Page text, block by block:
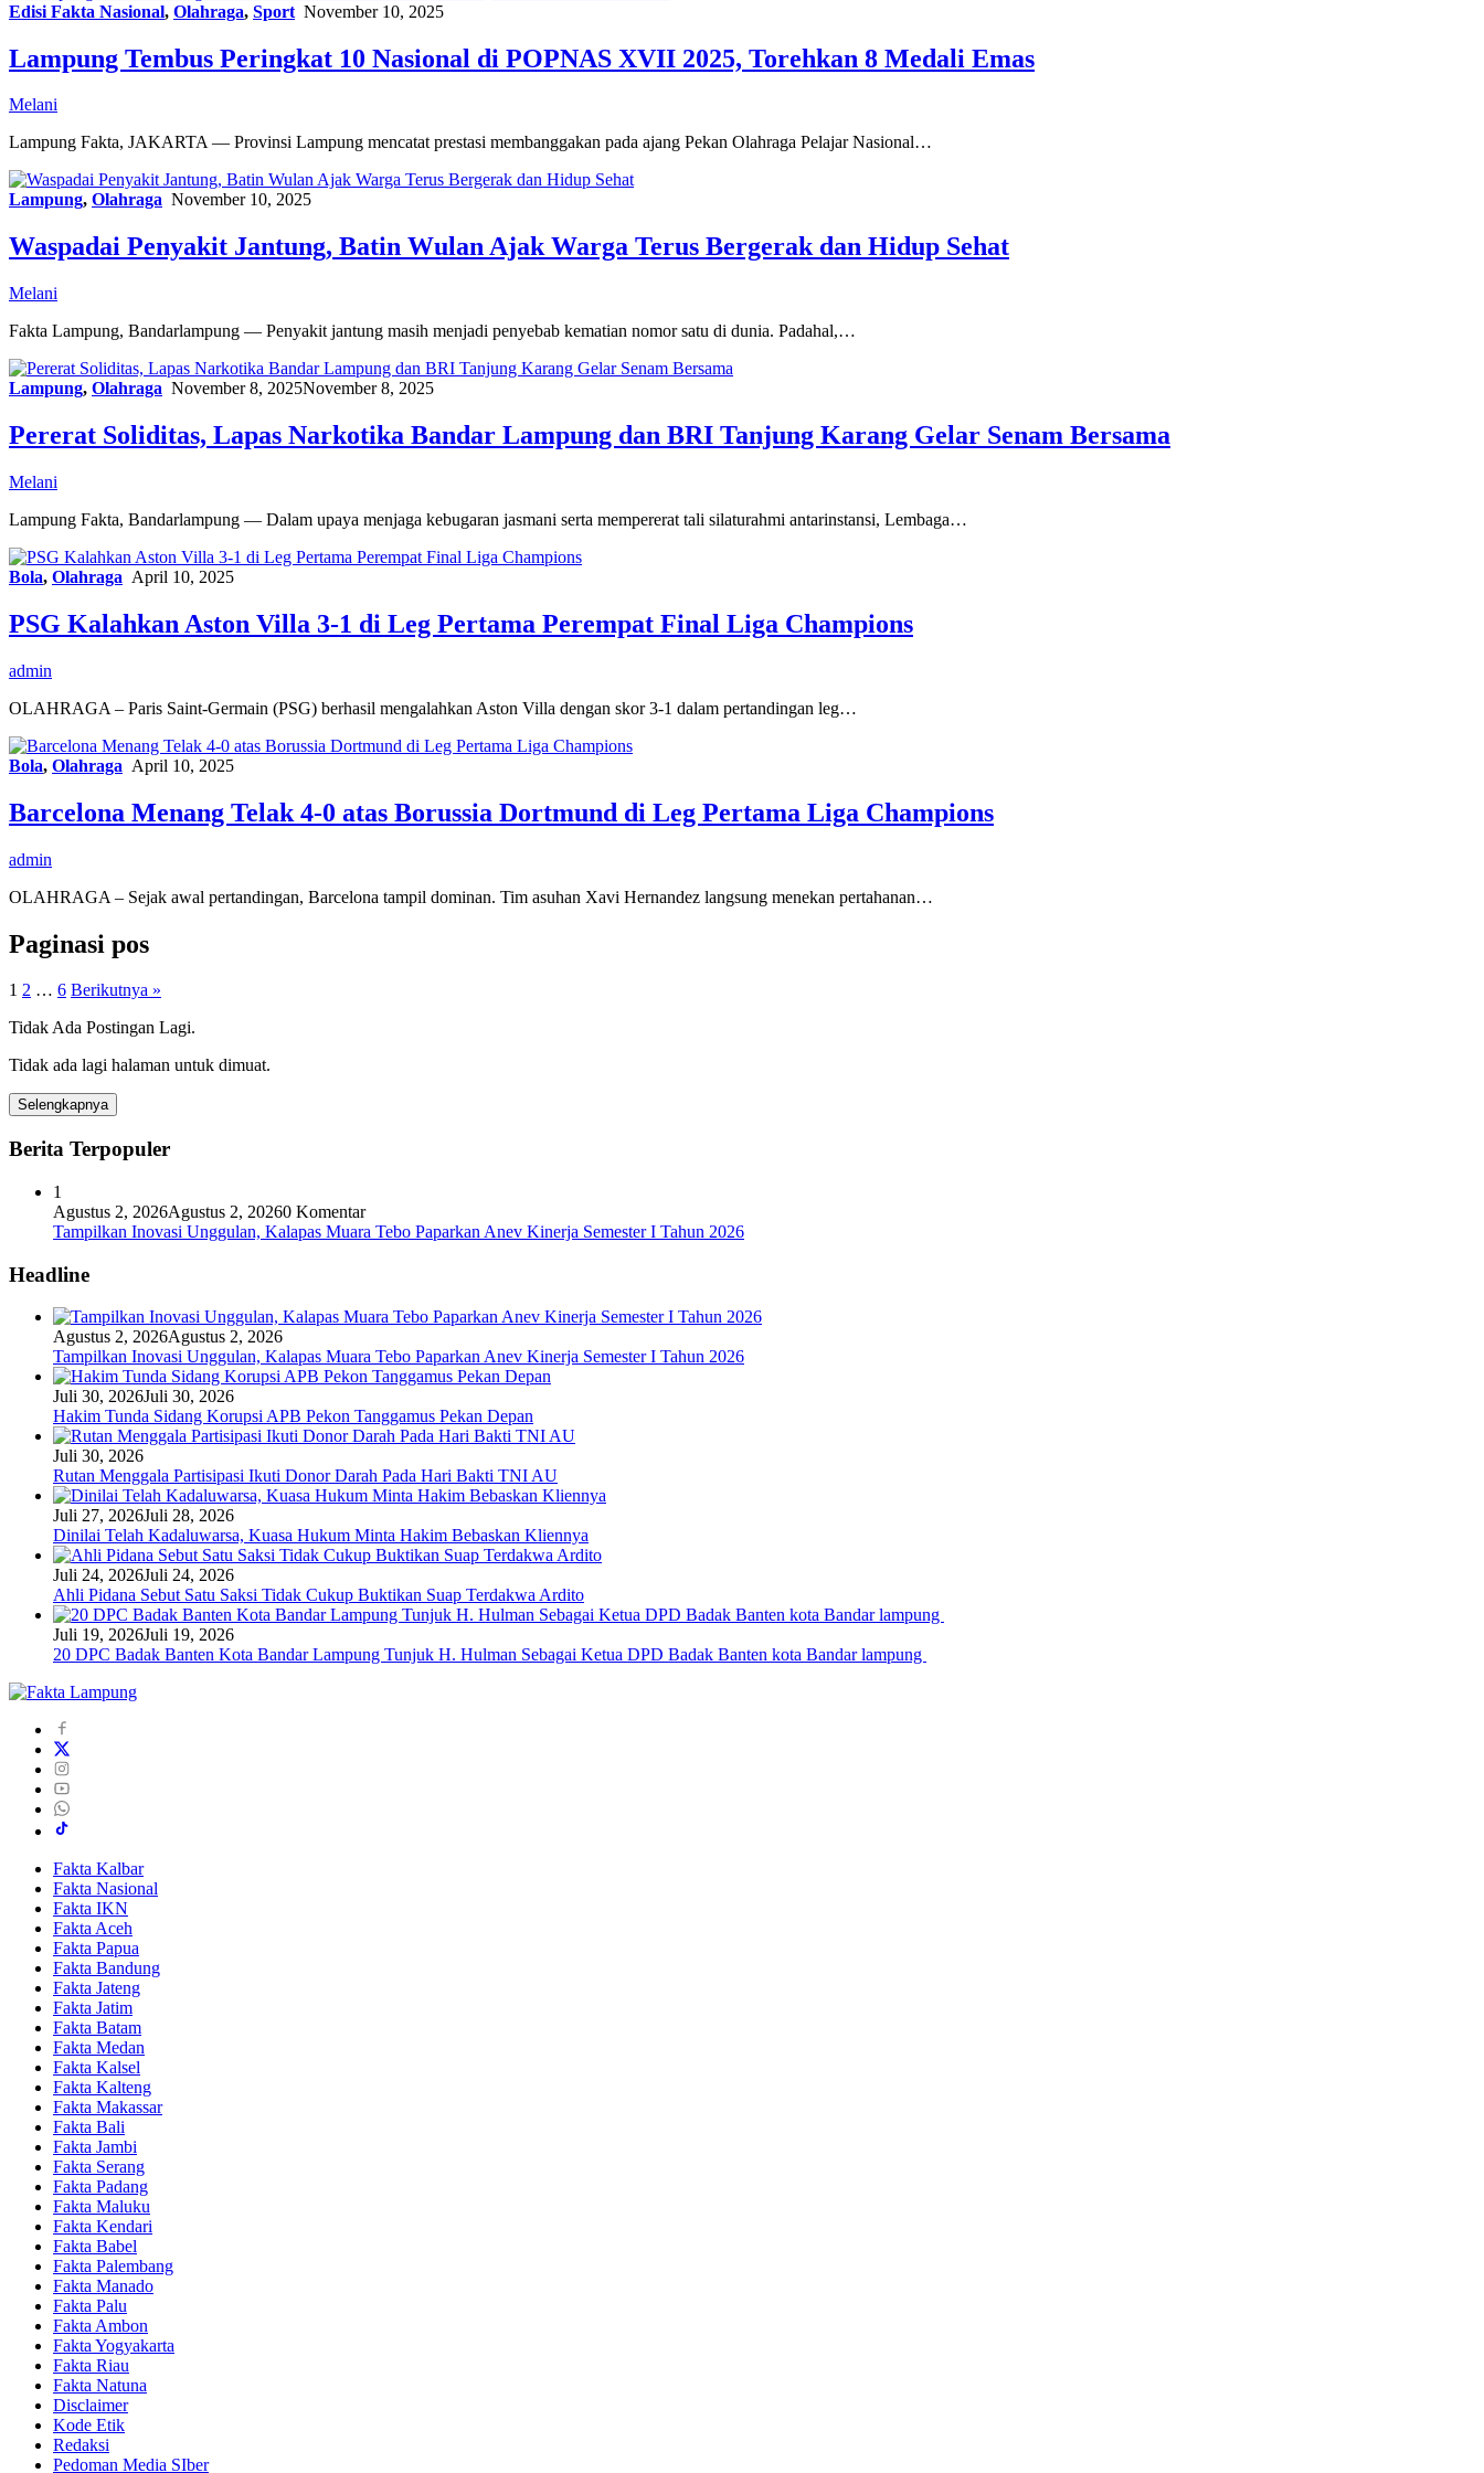
Edisi Fakta Nasional, Olahraga, Sport November 10, 2025
Lampung Tembus Peringkat 10 Nasional di POPNAS XVII 2025, Torehkan 8 Medali Emas
Melani
Lampung Fakta, JAKARTA — Provinsi Lampung mencatat prestasi membanggakan pada ajang Pekan Olahraga Pelajar Nasional…
Lampung, Olahraga November 10, 2025
Waspadai Penyakit Jantung, Batin Wulan Ajak Warga Terus Bergerak dan Hidup Sehat
Melani
Fakta Lampung, Bandarlampung — Penyakit jantung masih menjadi penyebab kematian nomor satu di dunia. Padahal,…
Lampung, Olahraga November 8, 2025November 8, 2025
Pererat Soliditas, Lapas Narkotika Bandar Lampung dan BRI Tanjung Karang Gelar Senam Bersama
Melani
Lampung Fakta, Bandarlampung — Dalam upaya menjaga kebugaran jasmani serta mempererat tali silaturahmi antarinstansi, Lembaga…
Bola, Olahraga April 10, 2025
PSG Kalahkan Aston Villa 3-1 di Leg Pertama Perempat Final Liga Champions
admin
OLAHRAGA – Paris Saint-Germain (PSG) berhasil mengalahkan Aston Villa dengan skor 3-1 dalam pertandingan leg…
Bola, Olahraga April 10, 2025
Barcelona Menang Telak 4-0 atas Borussia Dortmund di Leg Pertama Liga Champions
admin
OLAHRAGA – Sejak awal pertandingan, Barcelona tampil dominan. Tim asuhan Xavi Hernandez langsung menekan pertahanan…
Paginasi pos
1 2 … 6 Berikutnya »
Tidak Ada Postingan Lagi.
Tidak ada lagi halaman untuk dimuat.
Selengkapnya
Berita Terpopuler
1
Agustus 2, 2026Agustus 2, 20260 Komentar
Tampilkan Inovasi Unggulan, Kalapas Muara Tebo Paparkan Anev Kinerja Semester I Tahun 2026
Headline
Agustus 2, 2026Agustus 2, 2026
Tampilkan Inovasi Unggulan, Kalapas Muara Tebo Paparkan Anev Kinerja Semester I Tahun 2026
Juli 30, 2026Juli 30, 2026
Hakim Tunda Sidang Korupsi APB Pekon Tanggamus Pekan Depan
Juli 30, 2026
Rutan Menggala Partisipasi Ikuti Donor Darah Pada Hari Bakti TNI AU
Juli 27, 2026Juli 28, 2026
Dinilai Telah Kadaluwarsa, Kuasa Hukum Minta Hakim Bebaskan Kliennya
Juli 24, 2026Juli 24, 2026
Ahli Pidana Sebut Satu Saksi Tidak Cukup Buktikan Suap Terdakwa Ardito
Juli 19, 2026Juli 19, 2026
20 DPC Badak Banten Kota Bandar Lampung Tunjuk H. Hulman Sebagai Ketua DPD Badak Banten kota Bandar lampung
Fakta Kalbar
Fakta Nasional
Fakta IKN
Fakta Aceh
Fakta Papua
Fakta Bandung
Fakta Jateng
Fakta Jatim
Fakta Batam
Fakta Medan
Fakta Kalsel
Fakta Kalteng
Fakta Makassar
Fakta Bali
Fakta Jambi
Fakta Serang
Fakta Padang
Fakta Maluku
Fakta Kendari
Fakta Babel
Fakta Palembang
Fakta Manado
Fakta Palu
Fakta Ambon
Fakta Yogyakarta
Fakta Riau
Fakta Natuna
Disclaimer
Kode Etik
Redaksi
Pedoman Media SIber